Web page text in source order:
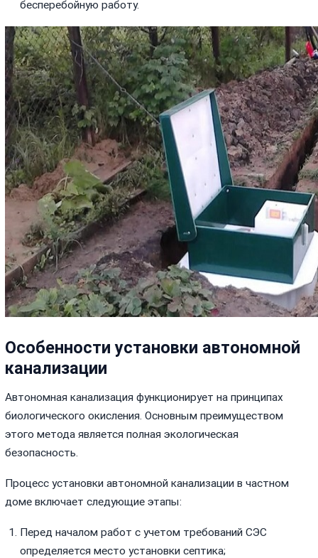
бесперебойную работу.
Особенности установки автономной
канализации
Автономная канализация функционирует на принципах
биологического окисления. Основным преимуществом
этого метода является полная экологическая
безопасность.
Процесс установки автономной канализации в частном
доме включает следующие этапы:
Перед началом работ с учетом требований СЭС
определяется место установки септика;